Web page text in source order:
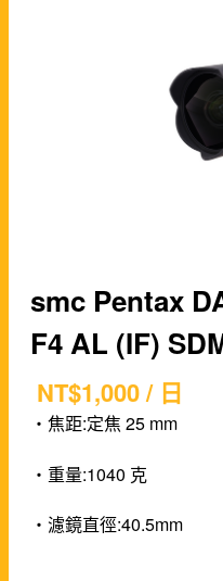
smc Pentax
F4 AL (IF)
NT$1,000/ 日
・焦距:定焦 25 mm
・重量:1040 克
・濾鏡直徑:40.5mm